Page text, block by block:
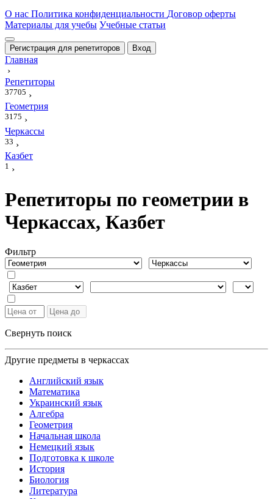
О нас Политика конфиденциальности Договор оферты
Материалы для учебы Учебные статьи
Регистрация для репетиторов Вход
Главная
›
Репетиторы
37705 ›
Геометрия
3175 ›
Черкассы
33 ›
Казбет
1 ›
Репетиторы по геометрии в
Черкассах, Казбет
Фильтр
Свернуть поиск
Другие предметы в черкассах
Английский язык
Математика
Украинский язык
Алгебра
Геометрия
Начальная школа
Немецкий язык
Подготовка к школе
История
Биология
Литература